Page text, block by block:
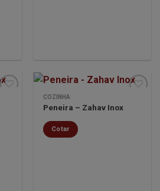
COZINHA
Peneira – Zahav Inox
Cotar